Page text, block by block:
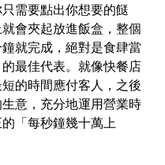
需要點出你想要的餸
會夾起放進飯盒，整個
就完成，絕對是食肆當
最佳代表。就像快餐店
的時間應付客人，之後
意，充分地運用營業時
「每秒鐘幾十萬上